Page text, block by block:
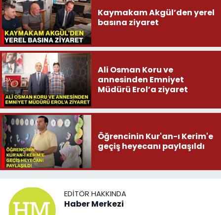
Kaymakam Akgül’den yerel
basına ziyaret
Ali Osman Koru ve
annesinden Emniyet
Müdürü Erol’a ziyaret
Öğrencinin Kur'an-ı Kerim'e
geçiş heyecanı paylaşıldı
EDITÖR HAKKINDA
Haber Merkezi